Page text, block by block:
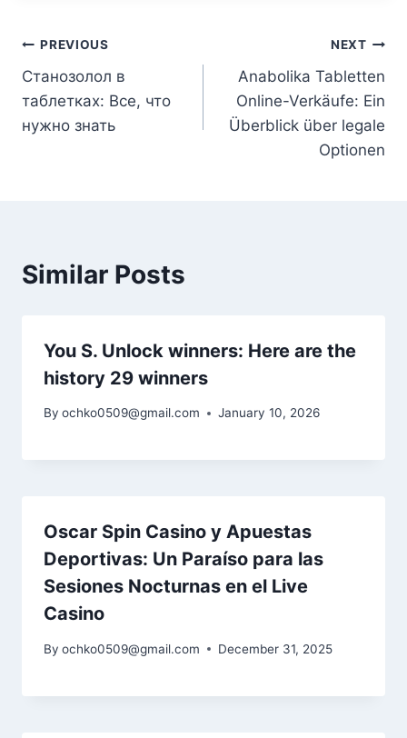
Post
navigation
PREVIOUS
Станозолол в
таблетках: Все, что
нужно знать
NEXT
Anabolika Tabletten
Online-Verkäufe: Ein
Überblick über legale
Optionen
Similar Posts
You S. Unlock winners: Here are the
history 29 winners
By ochko0509@gmail.com January 10, 2026
Oscar Spin Casino y Apuestas
Deportivas: Un Paraíso para las
Sesiones Nocturnas en el Live
Casino
By ochko0509@gmail.com December 31, 2025